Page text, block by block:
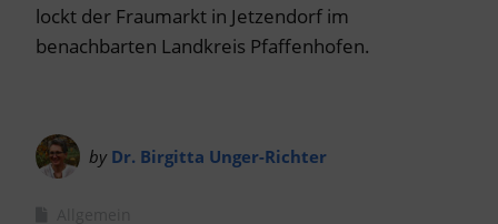
lockt der Fraumarkt in Jetzendorf im
benachbarten Landkreis Pfaffenhofen.
by Dr. Birgitta Unger-Richter